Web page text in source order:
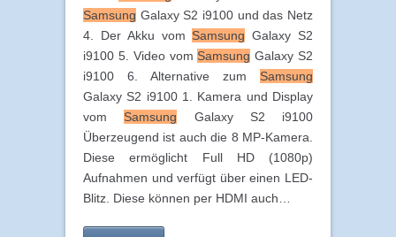
Samsung Galaxy S2 i9100 und das Netz
4. Der Akku vom Samsung Galaxy S2
i9100 5. Video vom Samsung Galaxy S2
i9100 6. Alternative zum Samsung
Galaxy S2 i9100 1. Kamera und Display
vom Samsung Galaxy S2 i9100
Überzeugend ist auch die 8 MP-Kamera.
Diese ermöglicht Full HD (1080p)
Aufnahmen und verfügt über einen LED-
Blitz. Diese können per HDMI auch…